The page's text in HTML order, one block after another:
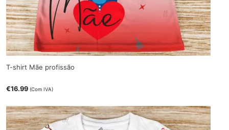
T-shirt Mãe profissão
€16.99 (Com IVA)